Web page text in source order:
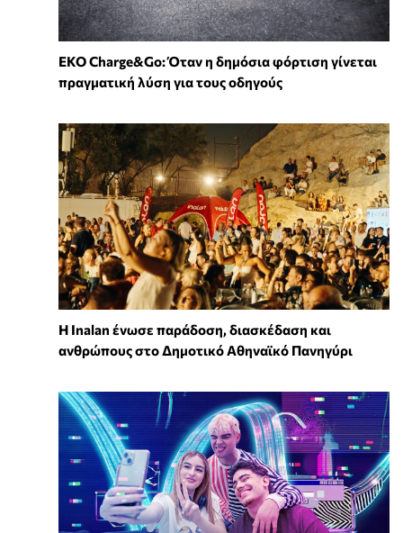
EKO Charge&Go: Όταν η δημόσια φόρτιση γίνεται
πραγματική λύση για τους οδηγούς
Η Inalan ένωσε παράδοση, διασκέδαση και
ανθρώπους στο Δημοτικό Αθηναϊκό Πανηγύρι